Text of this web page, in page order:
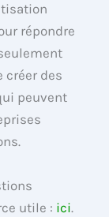
répondre
créer des
peuvent
utile : ici.